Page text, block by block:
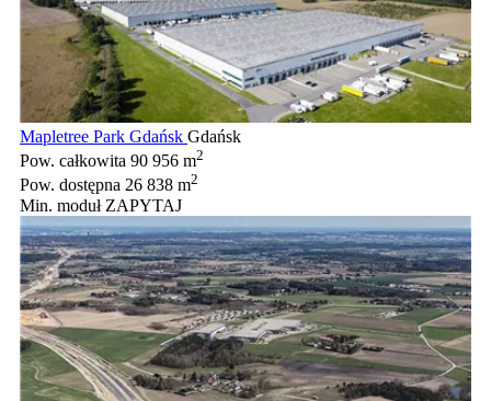
Mapletree Park Gdańsk Gdańsk
Pow. całkowita 90 956 m2
Pow. dostępna 26 838 m2
Min. moduł ZAPYTAJ